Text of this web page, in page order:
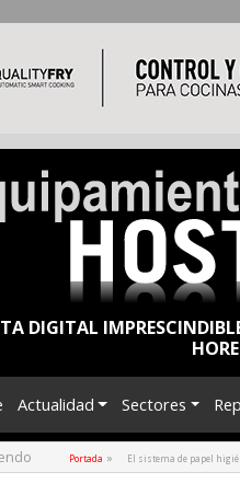
DIGITAL
Actualidad Sectores
Portada » El sistema de papel